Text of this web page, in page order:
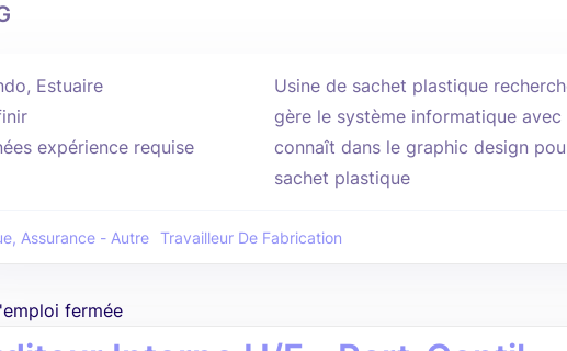
Estuaire
expérience requise
Usine de sachet plastique
gère le système informatique
connaît dans le graphic design
sachet plastique
Assurance - Autre Travailleur De Fabrication
fermée